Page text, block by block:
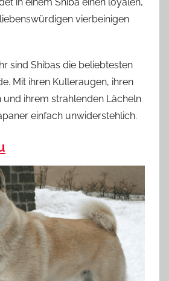
vierbeinigen
sind Shibas die beliebtesten
Mit ihren Kulleraugen, ihren
und ihrem strahlenden Lächeln
einfach unwiderstehlich.